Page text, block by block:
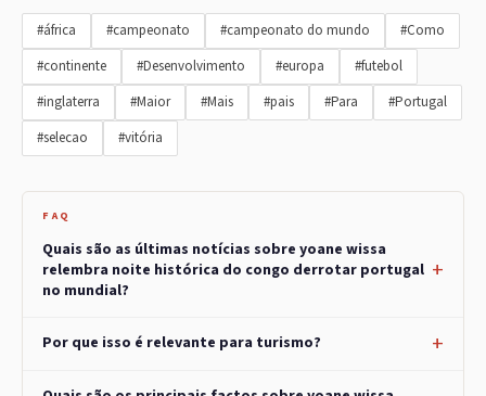
#áfrica #campeonato #campeonato do mundo
#Como
#continente
#Desenvolvimento #europa
#futebol
#inglaterra
#Maior #Mais #pais #Para
#Portugal
#selecao
#vitória
FAQ
Quais são as últimas notícias sobre yoane wissa
relembra noite histórica do congo derrotar portugal
no mundial?
Por que isso é relevante para turismo?